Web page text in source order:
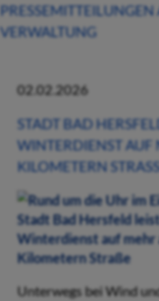
PRESSEMITTEILUNGEN
VERWALTUNG
02.02.2026
STADT BAD
WINTERDIENST AUF
KILOMETERN
Unterwegs bei Wind